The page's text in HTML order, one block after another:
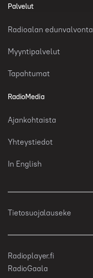
Palvelut
Radioalan edunvalvonta
Myyntipalvelut
Tapahtumat
RadioMedia
Ajankohtaista
Yhteystiedot
In English
Tietosuojalauseke
Radioplayer.fi
RadioGaala